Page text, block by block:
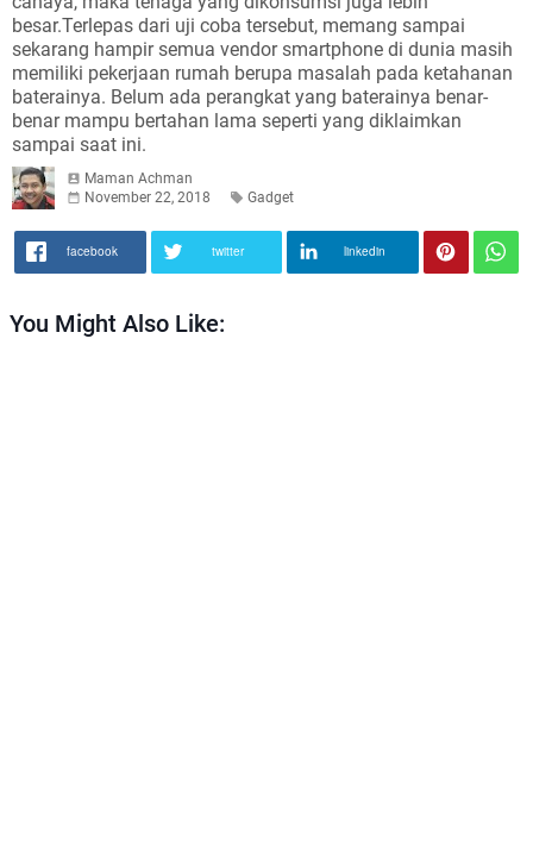
besar.Terlepas dari uji coba tersebut, memang sampai
sekarang hampir semua vendor smartphone di dunia masih
memiliki pekerjaan rumah berupa masalah pada ketahanan
baterainya. Belum ada perangkat yang baterainya benar-
benar mampu bertahan lama seperti yang diklaimkan
sampai saat ini.
Maman Achman
November 22, 2018
Gadget
facebook twitter linkedin
You Might Also Like: